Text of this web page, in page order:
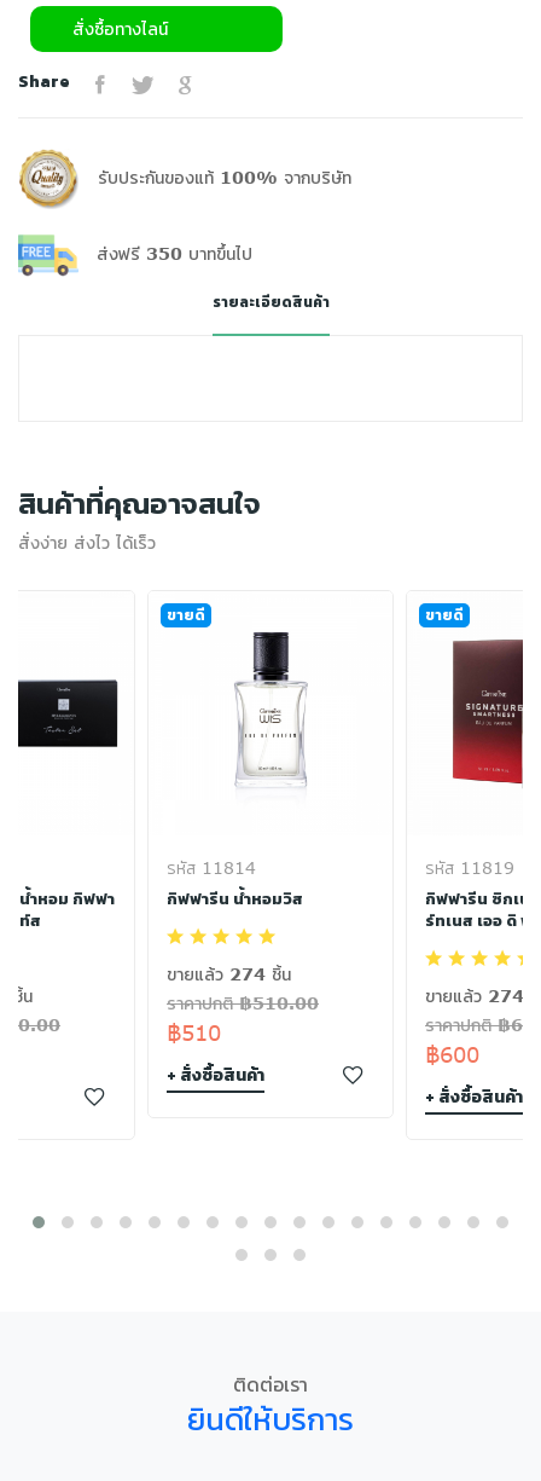
สั่งซื้อทางไลน์
Share
รับประกันของแท้ 100% จากบริษัท
ส่งฟรี 350 บาทขึ้นไป
รายละเอียดสินค้า
สินค้าที่คุณอาจสนใจ
สั่งง่าย ส่งไว ได้เร็ว
- น้ำหอม กิฟฟา
นท์ส
ชิ้น
ขายดี
รหัส 11814
กิฟฟารีน น้ำหอมวิส
ขายแล้ว 274 ชิ้น
ราคาปกติ ฿510.00
฿510
+ สั่งซื้อสินค้า
ขายดี
รหัส 11819
กิฟฟารีน ซิกเนเ
ร์ทเนส เออ ดิ พ
ขายแล้ว 274
ราคาปกติ ฿
฿600
+ สั่งซื้อสินค้า
ติดต่อเรา
ยินดีให้บริการ